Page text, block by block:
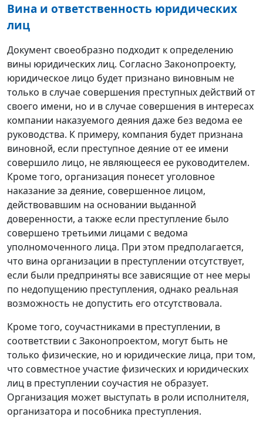
Вина и ответственность юридических
лиц
Документ своеобразно подходит к определению
вины юридических лиц. Согласно Законопроекту,
юридическое лицо будет признано виновным не
только в случае совершения преступных действий от
своего имени, но и в случае совершения в интересах
компании наказуемого деяния даже без ведома ее
руководства. К примеру, компания будет признана
виновной, если преступное деяние от ее имени
совершило лицо, не являющееся ее руководителем.
Кроме того, организация понесет уголовное
наказание за деяние, совершенное лицом,
действовавшим на основании выданной
доверенности, а также если преступление было
совершено третьими лицами с ведома
уполномоченного лица. При этом предполагается,
что вина организации в преступлении отсутствует,
если были предприняты все зависящие от нее меры
по недопущению преступления, однако реальная
возможность не допустить его отсутствовала.
Кроме того, соучастниками в преступлении, в
соответствии с Законопроектом, могут быть не
только физические, но и юридические лица, при том,
что совместное участие физических и юридических
лиц в преступлении соучастия не образует.
Организация может выступать в роли исполнителя,
организатора и пособника преступления.